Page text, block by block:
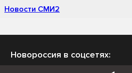
Новости СМИ2
Новороссия в соцсетях: